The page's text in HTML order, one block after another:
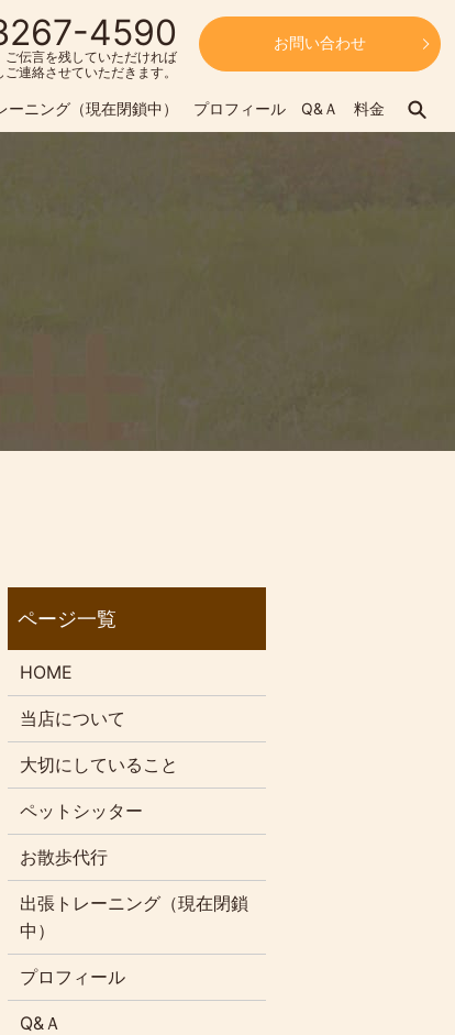
ーニング（現在閉鎖中） プロフィール Q&Ａ 料金
4590
伝言を残していただければ
連絡させていただきます。
お問い合わせ
HOME
当店について
大切にしていること
ペットシッター
お散歩代行
出張トレーニング（現在閉鎖
中）
プロフィール
Q&Ａ